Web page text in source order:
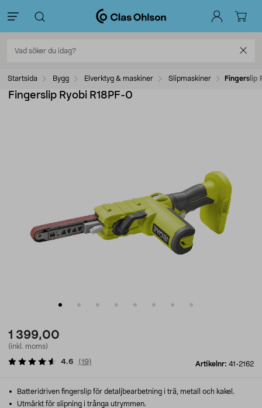
Startsida Bygg Elverktyg & maskiner Slipmaskiner Fingerslip
Fingerslip Ryobi R18PF-0
1 399,00
(inkl. moms)
Artikelnr: 41-2162
4.6 (19)
Batteridriven fingerslip för detaljbearbetning i trä, metall och kakel.
Utmärkt för slipning i trånga utrymmen.